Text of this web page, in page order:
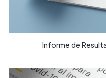
Informe de